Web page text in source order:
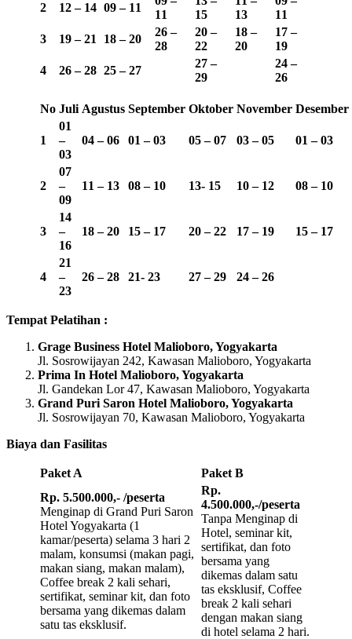
2
12 – 14 09 – 11
11
15
13
11
3
19 – 21 18 – 20
26 –
28
20 –
22
18 –
20
17 –
19
4
26 – 28 25 – 27
27 –
29
24 –
26
No Juli Agustus September Oktober November Desember
1
01
–
03
04 – 06 01 – 03 05 – 07 03 – 05 01 – 03
2
07
–
09
11 – 13 08 – 10 13- 15 10 – 12 08 – 10
3
14
–
16
18 – 20 15 – 17 20 – 22 17 – 19 15 – 17
4
21
–
23
26 – 28 21- 23 27 – 29 24 – 26
Tempat Pelatihan :
Grage Business Hotel Malioboro, Yogyakarta
Jl. Sosrowijayan 242, Kawasan Malioboro, Yogyakarta
Prima In Hotel Malioboro, Yogyakarta
Jl. Gandekan Lor 47, Kawasan Malioboro, Yogyakarta
Grand Puri Saron Hotel Malioboro, Yogyakarta
Jl. Sosrowijayan 70, Kawasan Malioboro, Yogyakarta
Biaya dan Fasilitas
Paket A
Paket B
Rp. 5.500.000,- /peserta
Menginap di Grand Puri Saron
Hotel Yogyakarta (1
kamar/peserta) selama 3 hari 2
malam, konsumsi (makan pagi,
makan siang, makan malam),
Coffee break 2 kali sehari,
sertifikat, seminar kit, dan foto
bersama yang dikemas dalam
satu tas eksklusif.
Rp.
4.500.000,-/peserta
Tanpa Menginap di
Hotel, seminar kit,
sertifikat, dan foto
bersama yang
dikemas dalam satu
tas eksklusif, Coffee
break 2 kali sehari
dengan makan siang
di hotel selama 2 hari.